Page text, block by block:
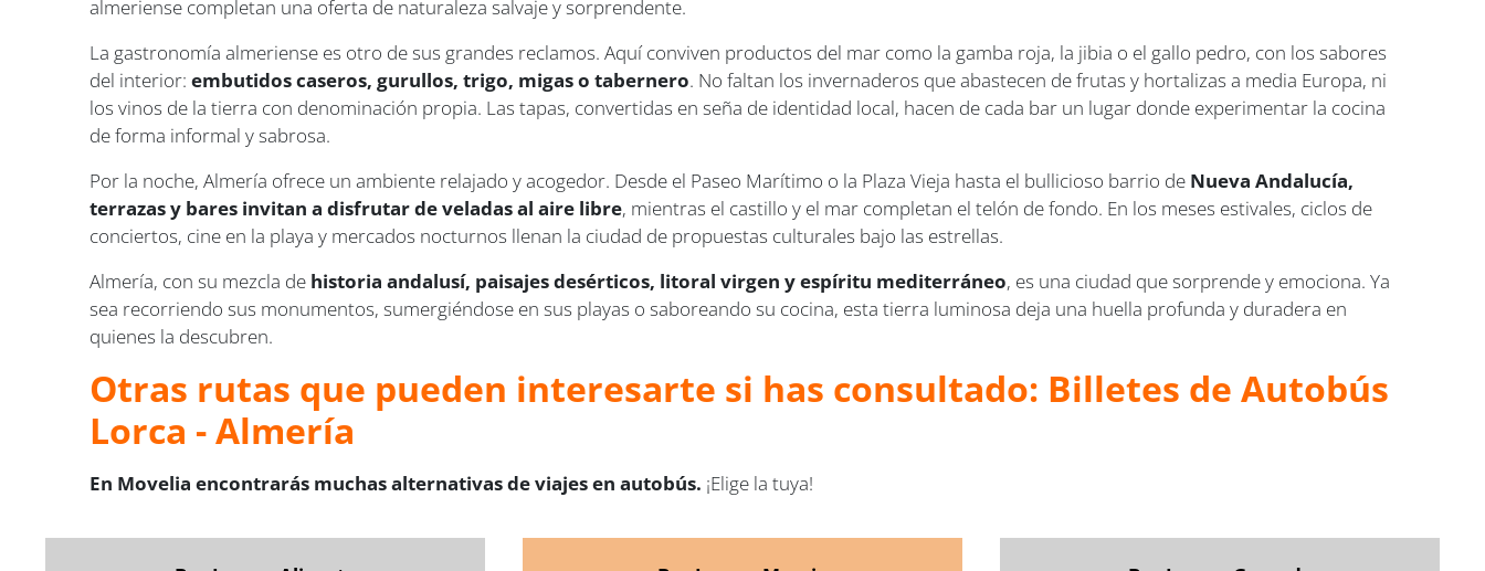
almeriense completan una oferta de naturaleza salvaje y sorprendente.
La gastronomía almeriense es otro de sus grandes reclamos. Aquí conviven productos del mar como la gamba roja, la jibia o el gallo pedro, con los sabores
del interior:embutidos caseros, gurullos, trigo, migas o tabernero. No faltan los invernaderos que abastecen de frutas y hortalizas a media Europa, ni
los vinos de la tierra con denominación propia. Las tapas, convertidas en seña de identidad local, hacen de cada bar un lugar donde experimentar la cocina
de forma informal y sabrosa.
Por la noche, Almería ofrece un ambiente relajado y acogedor. Desde el Paseo Marítimo o la Plaza Vieja hasta el bullicioso barrio de Nueva Andalucía,
terrazas y bares invitan a disfrutar de veladas al aire libre, mientras el castillo y el mar completan el telón de fondo. En los meses estivales, ciclos de
conciertos, cine en la playa y mercados nocturnos llenan la ciudad de propuestas culturales bajo las estrellas.
Almería, con su mezcla de historia andalusí, paisajes desérticos, litoral virgen y espíritu mediterráneo, es una ciudad que sorprende y emociona. Ya
sea recorriendo sus monumentos, sumergiéndose en sus playas o saboreando su cocina, esta tierra luminosa deja una huella profunda y duradera en
quienes la descubren.
Otras rutas que pueden interesarte si has consultado: Billetes de Autobús
Lorca - Almería
En Movelia encontrarás muchas alternativas de viajes en autobús. ¡Elige la tuya!